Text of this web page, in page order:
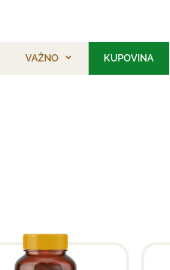
VAŽNO KUPOVINA